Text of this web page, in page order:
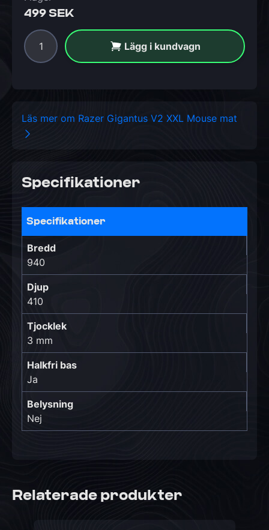
499 SEK
Lägg i kundvagn
Läs mer om Razer Gigantus V2 XXL Mouse mat
Specifikationer
Specifikationer
Bredd
940
Djup
410
Tjocklek
3 mm
Halkfri bas
Ja
Belysning
Nej
Relaterade produkter